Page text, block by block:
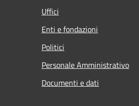
Uffici
Enti e fondazioni
Politici
Personale Amministrativo
Documenti e dati